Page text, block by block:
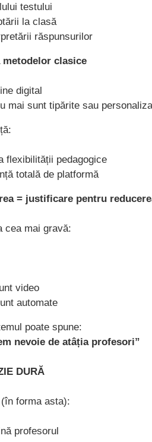
testului
la clasă
răspunsurilor
clasice
digital
mai sunt tipărite sau
flexibilității pedagogice
totală de platformă
= justificare pentru
cea mai gravă:
video
automate
poate spune:
nevoie de atâția profesori”
DURĂ
forma asta):
profesorul